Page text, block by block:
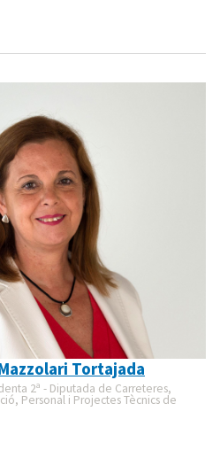
Tortajada
2ª - Diputada de Carreteres,
Personal i Projectes Tècnics de